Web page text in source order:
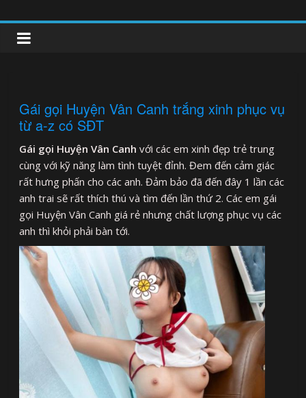
to
content
clipnonglive.com
Gái gọi Huyện Vân Canh trắng xinh phục vụ
từ a-z có SĐT
Gái gọi Huyện Vân Canh với các em xinh đẹp trẻ trung
cùng với kỹ năng làm tình tuyệt đỉnh. Đem đến cảm giác
rất hưng phấn cho các anh. Đảm bảo đã đến đây 1 lần các
anh trai sẽ rất thích thú và tìm đến lần thứ 2. Các em gái
gọi Huyện Vân Canh giá rẻ nhưng chất lượng phục vụ các
anh thì khỏi phải bàn tới.